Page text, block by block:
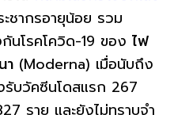
ะชากรอายุน้อย รวม
นโรคโควิด-19 ของ ไฟ
า (Moderna) เมื่อนับถึง
รับวัคซีนโดสแรก 267
ราย และยังไม่ทราบจำ